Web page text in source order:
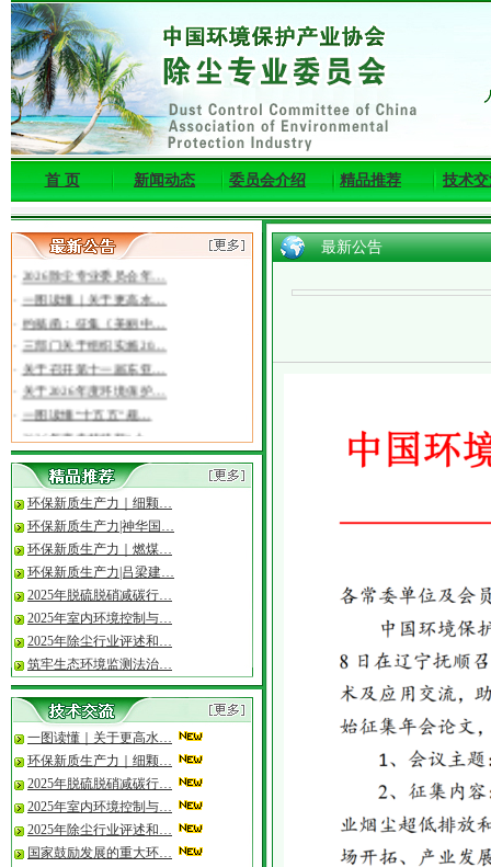
首 页 新闻动态 委员会介绍 精品推荐 技术
·2026除尘专业委员会年…
一图读懂｜关于更高水…
·约稿函：征集《美丽中…
·三部门关于组织实施20…
关于召开第十一届东亚…
·关于2026年度环境保护…
一图读懂“十五五”规…
·2026年度专精特新“小…
环保新质生产力｜细颗…
环保新质生产力|神华国…
环保新质生产力｜燃煤…
环保新质生产力|吕梁建…
2025年脱硫脱硝减碳行…
2025年室内环境控制与…
2025年除尘行业评述和…
筑牢生态环境监测法治…
一图读懂｜关于更高水…
环保新质生产力｜细颗…
2025年脱硫脱硝减碳行…
2025年室内环境控制与…
2025年除尘行业评述和…
国家鼓励发展的重大环…
最新公告